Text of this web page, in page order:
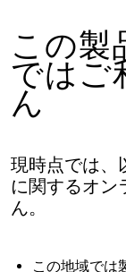
この製
ではご
ん
現時点では、
に関するオン
ん。
この地域では